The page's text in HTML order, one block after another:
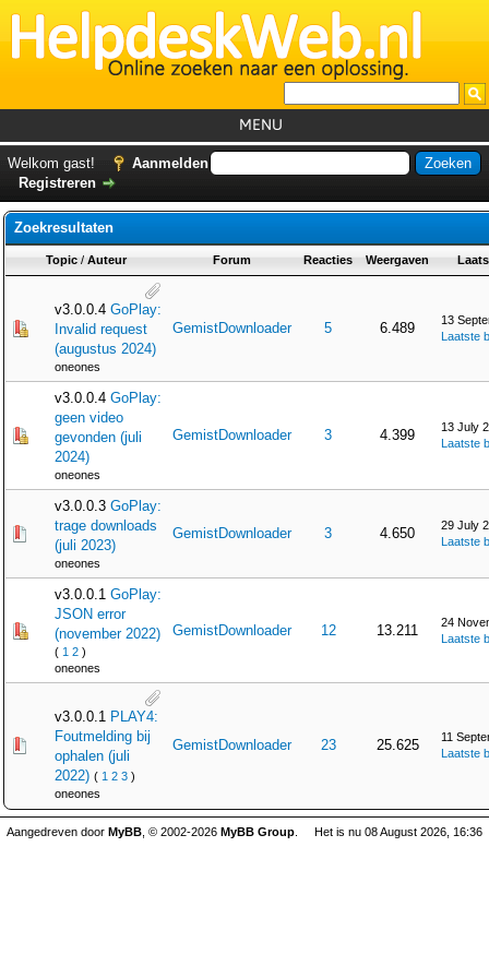
MENU
Helpdesks
Welkom gast!
Aanmelden
Registreren
Zoekresultaten
Topic / Auteur Forum Reacties Weergaven
v3.0.0.4 GoPlay:
Invalid request
(augustus 2024)
oneones
GemistDownloader 5 6.489
13
Laatste
v3.0.0.4 GoPlay:
geen video
gevonden (juli
2024)
oneones
GemistDownloader 3 4.399
13 July
Laatste
v3.0.0.3 GoPlay:
trage downloads
(juli 2023)
oneones
GemistDownloader 3 4.650
29 July
Laatste
v3.0.0.1 GoPlay:
JSON error
(november 2022)
( 1 2 )
oneones
GemistDownloader 12 13.211
24
Laatste
v3.0.0.1 PLAY4:
Foutmelding bij
ophalen (juli
2022) ( 1 2 3 )
oneones
GemistDownloader 23 25.625
11
Laatste
Het is nu 08 August 2026, 16:36
Aangedreven door MyBB , © 2002-2026 MyBB Group